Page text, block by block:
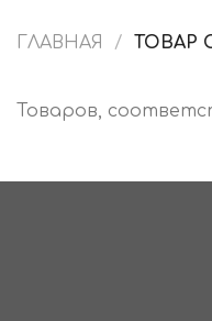
ГЛАВНАЯ / ТОВАР
Товаров,